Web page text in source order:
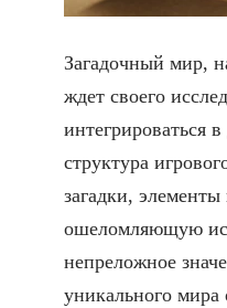
Загадочный мир,
ждет своего
интегрироваться
структура
загадки,
ошеломляющую
непреложное
уникального мира